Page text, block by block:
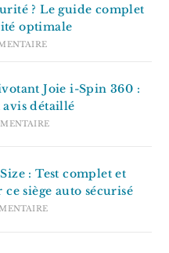
? Le guide complet
optimale
Joie i-Spin 360 :
avis détaillé
: Test complet et
siège auto sécurisé